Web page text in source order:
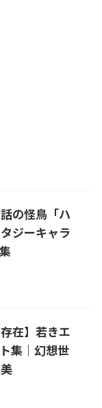
の怪鳥「ハ
ジーキャラ
在】若きエ
集｜幻想世